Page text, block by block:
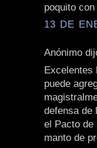
poquito
13 DE
Anónimo
Excelentes
puede
defensa de
el Pacto de
manto de